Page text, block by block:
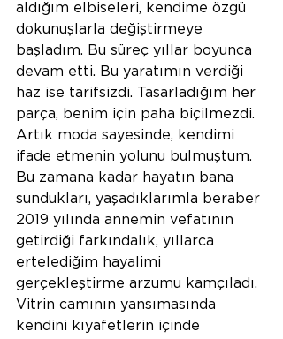
aldığım elbiseleri, kendime özgü
dokunuşlarla değiştirmeye
başladım. Bu süreç yıllar boyunca
devam etti. Bu yaratımın verdiği
haz ise tarifsizdi. Tasarladığım her
parça, benim için paha biçilmezdi.
Artık moda sayesinde, kendimi
ifade etmenin yolunu bulmuştum.
Bu zamana kadar hayatın bana
sundukları, yaşadıklarımla beraber
2019 yılında annemin vefatının
getirdiği farkındalık, yıllarca
ertelediğim hayalimi
gerçekleştirme arzumu kamçıladı.
Vitrin camının yansımasında
kendini kıyafetlerin içinde